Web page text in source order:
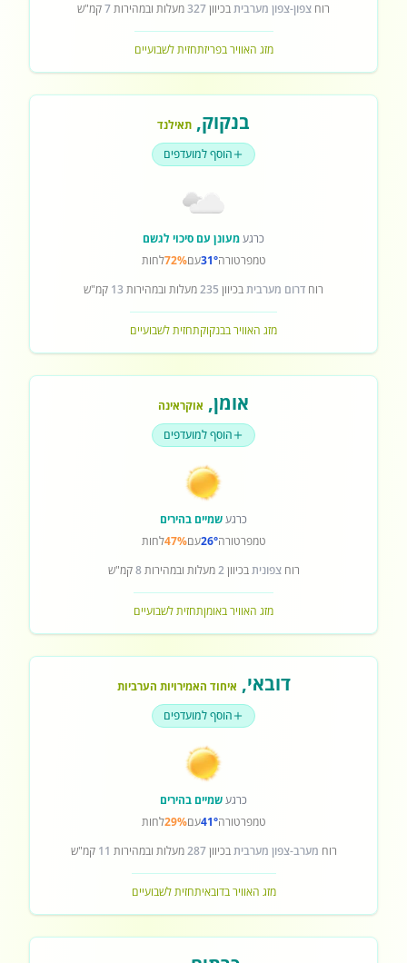
רוח צפון-צפון מערביתבכיוון327מעלות ובמהירות7קמ"ש
מזג האוויר בפריזתחזית לשבועיים
בנקוק, תאילנד
הוסף למועדפים
כרגעמעונן עם סיכוי לגשם
טמפרטורה31°עם72%לחות
רוח דרום מערביתבכיוון 235מעלות ובמהירות 13 קמ"ש
מזג האוויר בבנקוקתחזית לשבועיים
אומן, אוקראינה
הוסף למועדפים
כרגעשמיים בהירים
טמפרטורה26°עם47%לחות
רוחצפוניתבכיוון2מעלות ובמהירות8קמ"ש
מזג האוויר באומןתחזית לשבועיים
דובאי, איחוד האמירויות הערביות
הוסף למועדפים
כרגעשמיים בהירים
טמפרטורה41°עם29%לחות
רוח מערב-צפון מערביתבכיוון287מעלות ובמהירות 11 קמ"ש
מזג האוויר בדובאיתחזית לשבועיים